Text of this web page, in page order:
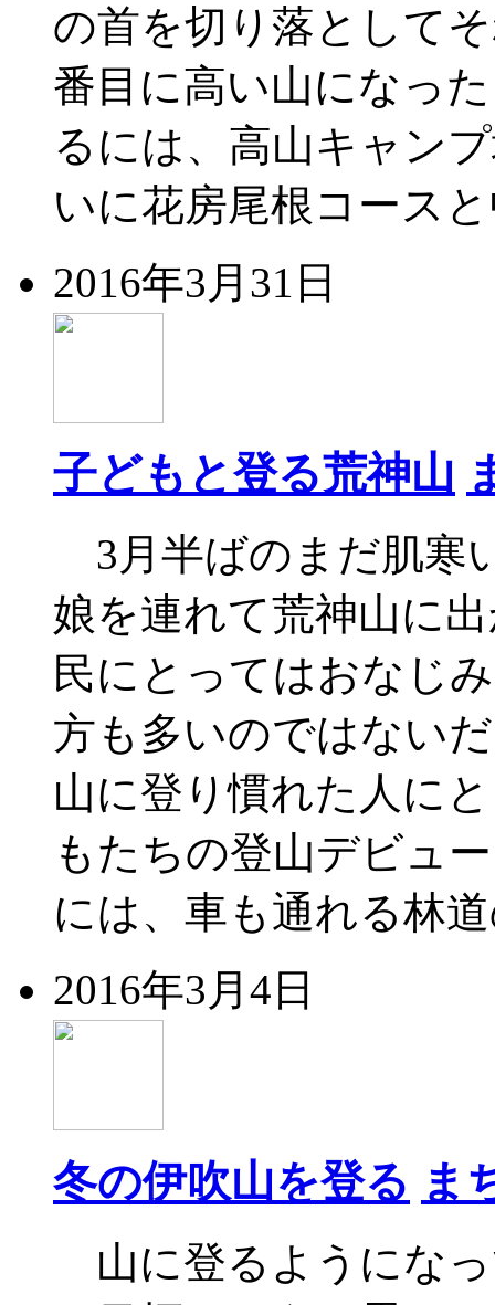
の首を切り落として
番目に高い山になっ
るには、高山キャン
いに花房尾根コース
2016年3月31日
子どもと登る荒神山
3月半ばのまだ肌寒
娘を連れて荒神山に
民にとってはおなじ
方も多いのではない
山に登り慣れた人に
もたちの登山デビュ
には、車も通れる林
2016年3月4日
冬の伊吹山を登る ま
山に登るようにな